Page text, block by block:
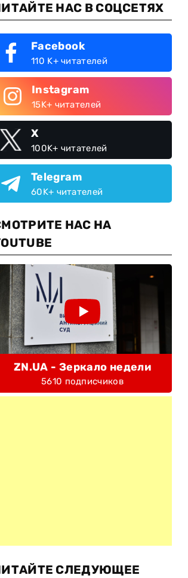
НАС В СОЦСЕТЯХ
Facebook
110 K+ читателей
Instagram
15K+ читателей
X
100K+ читателей
Telegram
60K+ читателей
НАС НА
ZN.UA - Зеркало недели
5610 подписчиков
СЛЕДУЮЩЕЕ